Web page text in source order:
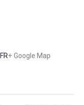
FR+ Google Map